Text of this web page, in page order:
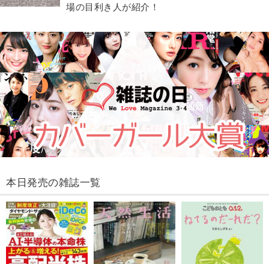
場の目利き人が紹介！
本日発売の雑誌一覧